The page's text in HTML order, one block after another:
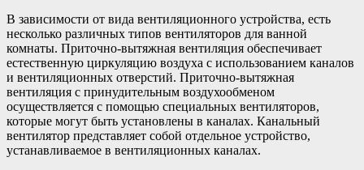
В зависимости от вида вентиляционного устройства, есть
несколько различных типов вентиляторов для ванной
комнаты. Приточно-вытяжная вентиляция обеспечивает
естественную циркуляцию воздуха с использованием каналов
и вентиляционных отверстий. Приточно-вытяжная
вентиляция с принудительным воздухообменом
осуществляется с помощью специальных вентиляторов,
которые могут быть установлены в каналах. Канальный
вентилятор представляет собой отдельное устройство,
устанавливаемое в вентиляционных каналах.